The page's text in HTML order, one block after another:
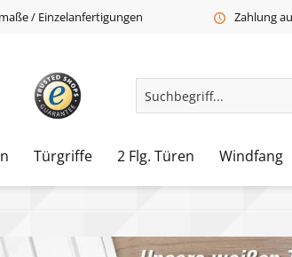
/ Einzelanfertigungen Zahlung
Türgriffe 2 Flg. Türen Windfang